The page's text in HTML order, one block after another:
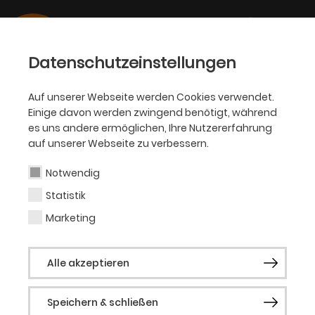
Datenschutzeinstellungen
Auf unserer Webseite werden Cookies verwendet.
Einige davon werden zwingend benötigt, während
es uns andere ermöglichen, Ihre Nutzererfahrung
auf unserer Webseite zu verbessern.
Notwendig
Statistik
Marketing
Alle akzeptieren
Speichern & schließen
SCHAUSPIEL
Louisa Stroux
Gast Schauspiel
tba